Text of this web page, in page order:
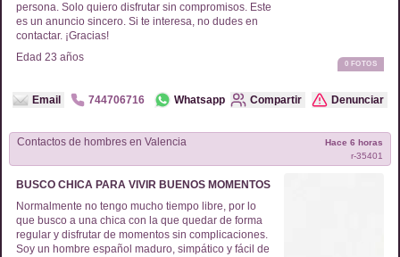
persona. Solo quiero disfrutar sin compromisos. Este
es un anuncio sincero. Si te interesa, no dudes en
contactar. ¡Gracias!
Edad 23 años
0 FOTOS
Email 744706716 Whatsapp Compartir Denunciar
Contactos de hombres en Valencia
r-35401
Hace 6 horas
BUSCO CHICA PARA VIVIR BUENOS MOMENTOS
Normalmente no tengo mucho tiempo libre, por lo
que busco a una chica con la que quedar de forma
regular y disfrutar de momentos sin complicaciones.
Soy un hombre español maduro, simpático y fácil de